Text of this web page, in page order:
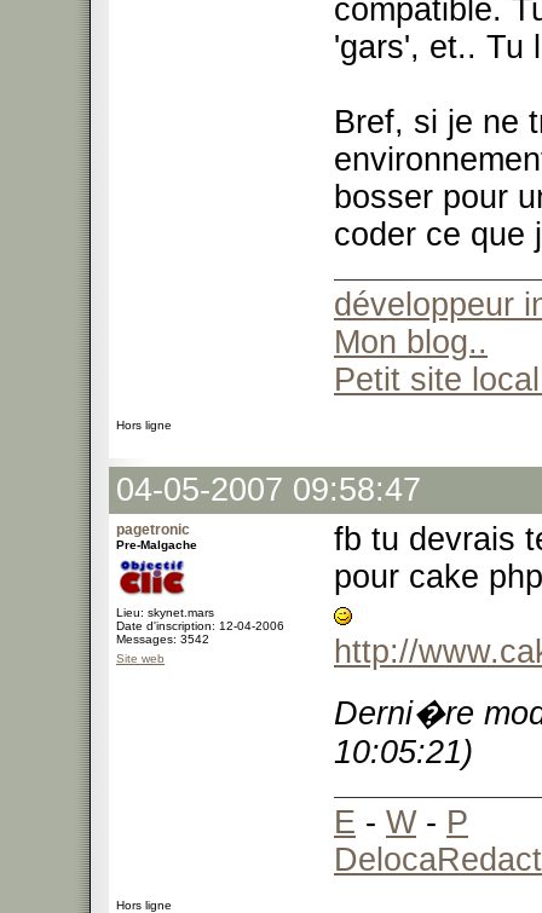
compatible.
'gars', et.. Tu
Bref, si je ne
bosser pour
coder ce que
développeur
Mon blog..
Petit site
Hors ligne
04-05-2007 09:58:47
pagetronic
Pre-Malgache
Lieu: skynet.mars
Date d'inscription: 12-04-2006
Messages: 3542
Site web
fb tu devrais
pour cake
http://
Derni�re
10:05:21)
E - W- P
Hors ligne